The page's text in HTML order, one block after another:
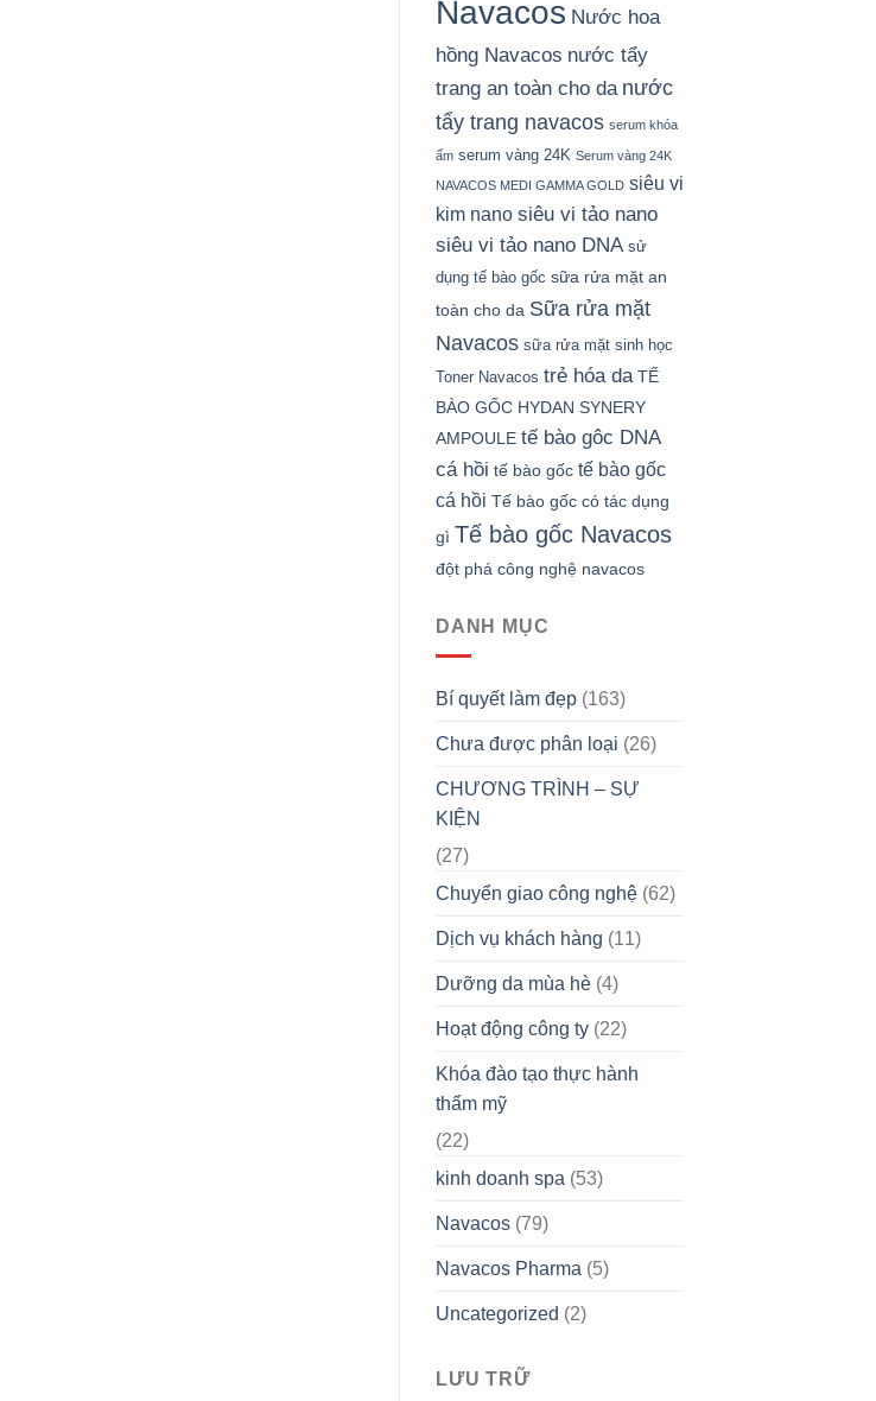
Navacos Nước hoa
hồng Navacos nước tẩy
trang an toàn cho da nước
tẩy trang navacos serum khóa
ẩm serum vàng 24K Serum vàng 24K
NAVACOS MEDI GAMMA GOLD siêu vi
kim nano siêu vi tảo nano
siêu vi tảo nano DNA sử
dụng tế bào gốc sữa rửa mặt an
toàn cho da Sữa rửa mặt
Navacos sữa rửa mặt sinh học
Toner Navacos trẻ hóa da TẾ
BÀO GỐC HYDAN SYNERY
AMPOULE tế bào gôc DNA
cá hồi tế bào gốc tế bào gốc
cá hồi Tế bào gốc có tác dụng
gì Tế bào gốc Navacos
đột phá công nghệ navacos
DANH MỤC
Bí quyết làm đẹp (163)
Chưa được phân loại (26)
CHƯƠNG TRÌNH – SỰ
KIỆN
(27)
Chuyển giao công nghệ (62)
Dịch vụ khách hàng (11)
Dưỡng da mùa hè (4)
Hoạt động công ty (22)
Khóa đào tạo thực hành
thẩm mỹ
(22)
kinh doanh spa (53)
Navacos (79)
Navacos Pharma (5)
Uncategorized (2)
LƯU TRỮ